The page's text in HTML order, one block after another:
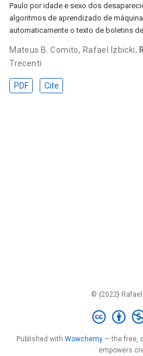
Paulo por idade e sexo dos
algoritmos de aprendizado de
automaticamente o texto de boletins
Mateus B. Comito, Rafael Izbicki,
Trecenti
PDF Cite
© {2022} Rafael
Published with Wowchemy — the free,
empowers